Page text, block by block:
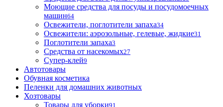
Моющие средства для посуды и посудомоечных
машин64
Освежители, поглотители запаха34
Освежители: аэрозольные, гелевые, жидкие31
Поглотители запаха3
Средства от насекомых27
Супер-клей9
Автотовары
Обувная косметика
Пеленки для домашних животных
Хозтовары
Товары для уборки91